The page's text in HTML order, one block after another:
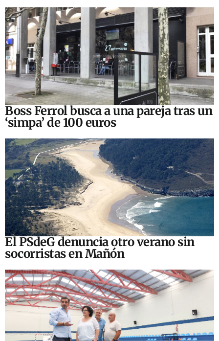
Boss Ferrol busca a una pareja tras un
‘simpa’ de 100 euros
El PSdeG denuncia otro verano sin
socorristas en Mañón